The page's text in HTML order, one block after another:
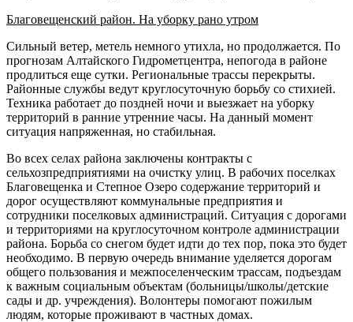
Благовещенский район. На уборку рано утром
Сильный ветер, метель немного утихла, но продолжается. По
прогнозам Алтайского Гидрометцентра, непогода в районе
продлиться еще сутки. Региональные трассы перекрыты.
Районные службы ведут круглосуточную борьбу со стихией.
Техника работает до поздней ночи и выезжает на уборку
территорий в ранние утренние часы. На данный момент
ситуация напряженная, но стабильная.
Во всех селах района заключены контракты с
сельхозпредприятиями на очистку улиц. В рабочих поселках
Благовещенка и Степное Озеро содержание территорий и
дорог осуществляют коммунальные предприятия и
сотрудники поселковых администраций. Ситуация с дорогами
и территориями на круглосуточном контроле администрации
района. Борьба со снегом будет идти до тех пор, пока это будет
необходимо. В первую очередь внимание уделяется дорогам
общего пользования и межпоселенческим трассам, подъездам
к важным социальным объектам (больницы/школы/детские
сады и др. учреждения). Волонтеры помогают пожилым
людям, которые проживают в частных домах.